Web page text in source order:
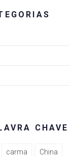
CHAVE
carma China